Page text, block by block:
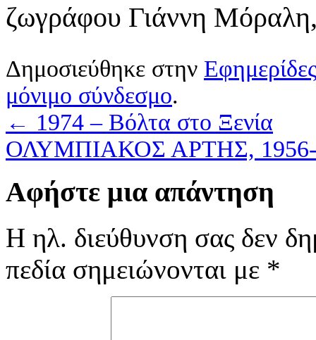
ζωγράφου Γιάννη
Δημοσιεύθηκε στην
μόνιμο σύνδεσμο.
← 1974 – Βόλτα στο Ξενία
ΟΛΥΜΠΙΑΚΟΣ ΑΡΤΗΣ,
Αφήστε μια απάντηση
Η ηλ. διεύθυνση σας δεν
πεδία σημειώνονται με *